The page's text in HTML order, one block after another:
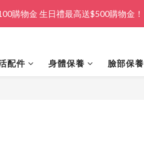
購物金 生日禮最高送$500購物金！
配件 身體保養 臉部保養